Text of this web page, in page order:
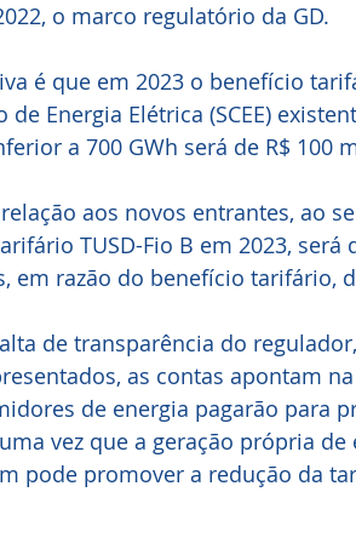
o marco regulatório da GD.
é que em 2023 o benefício
de Energia Elétrica (SCEE)
a 700 GWh será de R$ 100
TUSD-Fio B em 2023, será
em razão do benefício tarifário,
de transparência do
as contas apontam
de energia pagarão para
vez que a geração própria de
pode promover a redução da